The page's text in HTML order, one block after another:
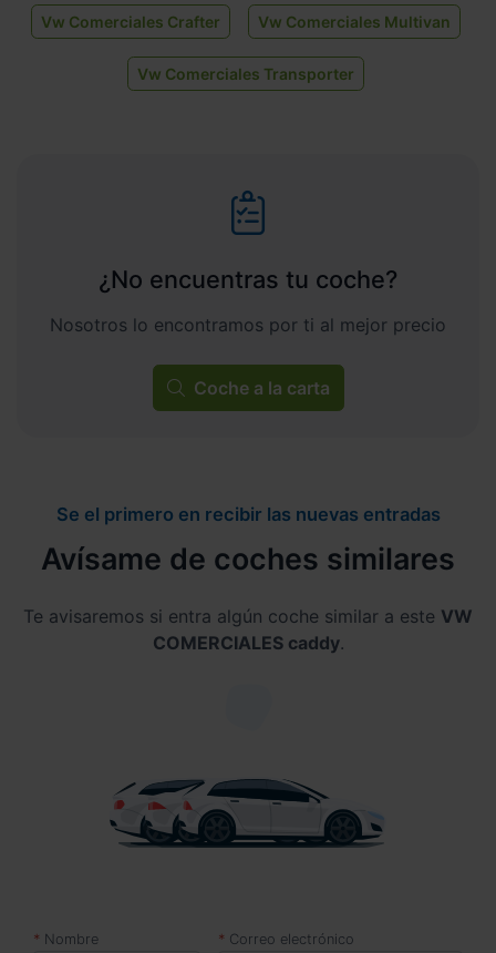
Vw Comerciales Crafter Vw Comerciales Multivan
Vw Comerciales Transporter
¿No encuentras tu coche?
Nosotros lo encontramos por ti al mejor precio
Coche a la carta
Se el primero en recibir las nuevas entradas
Avísame de coches similares
Te avisaremos si entra algún coche similar a este VW
COMERCIALES caddy.
Nombre Correo electrónico